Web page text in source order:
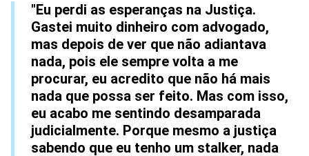
"Eu perdi as esperanças na Justiça.
Gastei muito dinheiro com advogado,
mas depois de ver que não adiantava
nada, pois ele sempre volta a me
procurar, eu acredito que não há mais
nada que possa ser feito. Mas com isso,
eu acabo me sentindo desamparada
judicialmente. Porque mesmo a justiça
sabendo que eu tenho um stalker, nada